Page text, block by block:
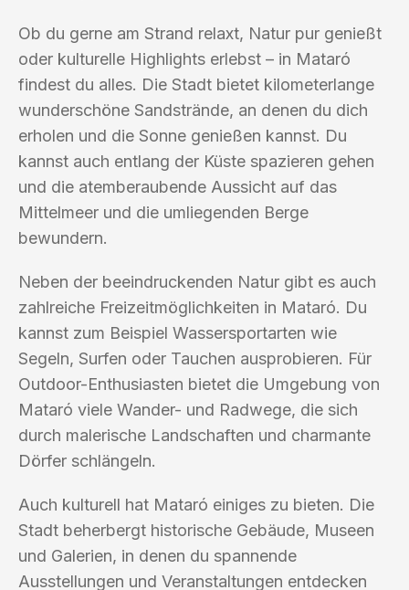
Ob du gerne am Strand relaxt, Natur pur genießt
oder kulturelle Highlights erlebst – in Mataró
findest du alles. Die Stadt bietet kilometerlange
wunderschöne Sandstrände, an denen du dich
erholen und die Sonne genießen kannst. Du
kannst auch entlang der Küste spazieren gehen
und die atemberaubende Aussicht auf das
Mittelmeer und die umliegenden Berge
bewundern.
Neben der beeindruckenden Natur gibt es auch
zahlreiche Freizeitmöglichkeiten in Mataró. Du
kannst zum Beispiel Wassersportarten wie
Segeln, Surfen oder Tauchen ausprobieren. Für
Outdoor-Enthusiasten bietet die Umgebung von
Mataró viele Wander- und Radwege, die sich
durch malerische Landschaften und charmante
Dörfer schlängeln.
Auch kulturell hat Mataró einiges zu bieten. Die
Stadt beherbergt historische Gebäude, Museen
und Galerien, in denen du spannende
Ausstellungen und Veranstaltungen entdecken